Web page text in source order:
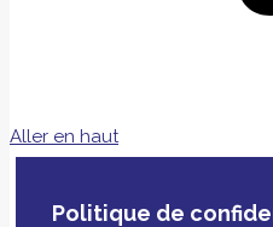
Aller en haut
Politique de